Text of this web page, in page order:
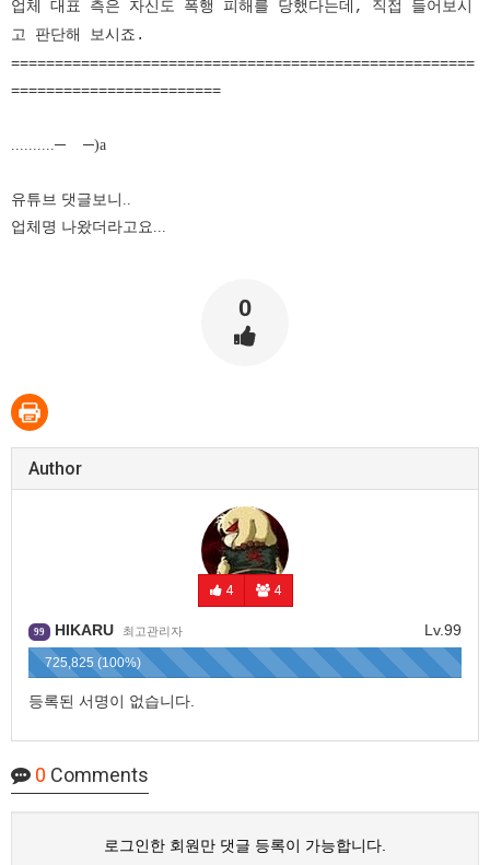
업체 대표 측은 자신도 폭행 피해를 당했다는데, 직접 들어보시
고 판단해 보시죠.
=====================================================
========================
..........─ ─)a
유튜브 댓글보니..
업체명 나왔더라고요...
0
Author
4 4
Lv.99
99 HIKARU 최고관리자
725,825 (100%)
등록된 서명이 없습니다.
0 Comments
로그인한 회원만 댓글 등록이 가능합니다.